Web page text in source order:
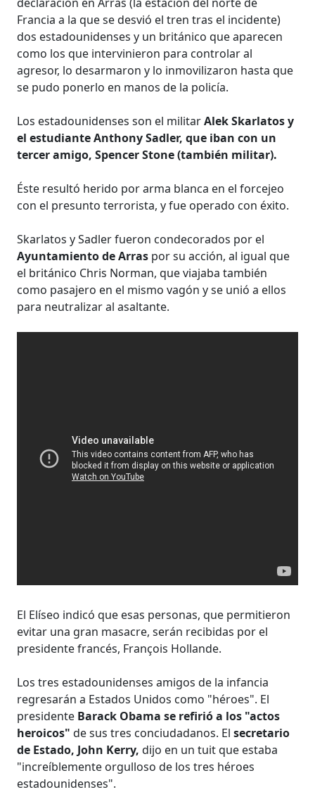
Francia a la que se desvió el tren tras el incidente)
dos estadounidenses y un británico que aparecen
como los que intervinieron para controlar al
agresor, lo desarmaron y lo inmovilizaron hasta que
se pudo ponerlo en manos de la policía.
Los estadounidenses son el militarAlek Skarlatos y
el estudiante Anthony Sadler, que iban con un
tercer amigo, Spencer Stone (también militar).
Éste resultó herido por arma blanca en el forcejeo
con el presunto terrorista, y fue operado con éxito.
Skarlatos y Sadler fueron condecorados por el
Ayuntamiento de Arras por su acción, al igual que
el británico Chris Norman, que viajaba también
como pasajero en el mismo vagón y se unió a ellos
para neutralizar al asaltante.
El Elíseo indicó que esas personas, que permitieron
evitar una gran masacre, serán recibidas por el
presidente francés, François Hollande.
Los tres estadounidenses amigos de la infancia
regresarán a Estados Unidos como "héroes". El
presidente Barack Obama se refirió a los "actos
heroicos" de sus tres conciudadanos. Elsecretario
de Estado, John Kerry, dijo en un tuit que estaba
"increíblemente orgulloso de los tres héroes
estadounidenses".